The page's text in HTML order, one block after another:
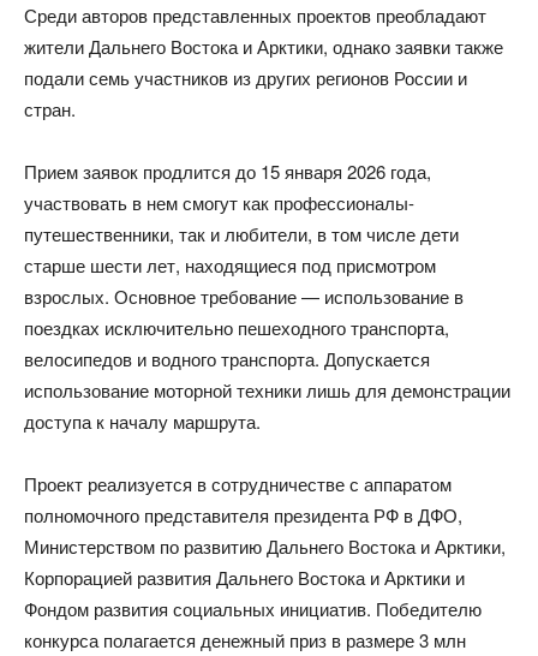
Среди авторов представленных проектов преобладают
жители Дальнего Востока и Арктики, однако заявки также
подали семь участников из других регионов России и
стран.
Прием заявок продлится до 15 января 2026 года,
участвовать в нем смогут как профессионалы-
путешественники, так и любители, в том числе дети
старше шести лет, находящиеся под присмотром
взрослых. Основное требование — использование в
поездках исключительно пешеходного транспорта,
велосипедов и водного транспорта. Допускается
использование моторной техники лишь для демонстрации
доступа к началу маршрута.
Проект реализуется в сотрудничестве с аппаратом
полномочного представителя президента РФ в ДФО,
Министерством по развитию Дальнего Востока и Арктики,
Корпорацией развития Дальнего Востока и Арктики и
Фондом развития социальных инициатив. Победителю
конкурса полагается денежный приз в размере 3 млн